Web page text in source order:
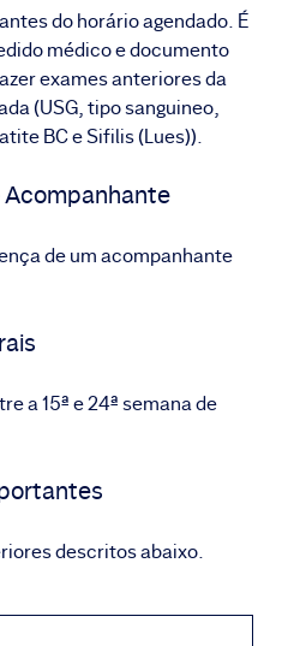
do horário agendado. É
médico e documento
exames anteriores da
(USG, tipo sanguineo,
BC e Sifilis (Lues)).
Acompanhante
de um acompanhante
a 15ª e 24ª semana de
descritos abaixo.